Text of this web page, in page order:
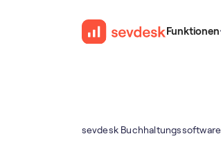
Funktionen
sevdesk Buch­haltungs­software